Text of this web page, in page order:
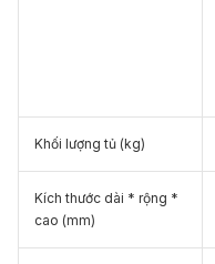
Khối lượng tủ (kg)
Kích thước dài * rộng *
cao (mm)